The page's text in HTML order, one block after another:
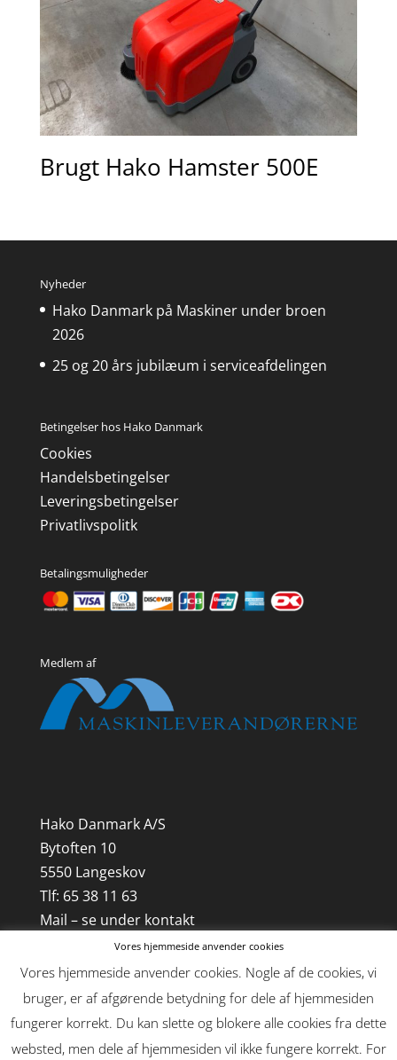
Brugt Hako Hamster 500E
Nyheder
Hako Danmark på Maskiner under broen
2026
25 og 20 års jubilæum i serviceafdelingen
Betingelser hos Hako Danmark
Cookies
Handelsbetingelser
Leveringsbetingelser
Privatlivspolitk
Betalingsmuligheder
Medlem af
Hako Danmark A/S
Bytoften 10
5550 Langeskov
Tlf: 65 38 11 63
Mail – se under kontakt
CVR-nr. 21 85 18 41
Vores hjemmeside anvender cookies
Vores hjemmeside anvender cookies. Nogle af de cookies, vi
bruger, er af afgørende betydning for dele af hjemmesiden
fungerer korrekt. Du kan slette og blokere alle cookies fra dette
websted, men dele af hjemmesiden vil ikke fungere korrekt. For